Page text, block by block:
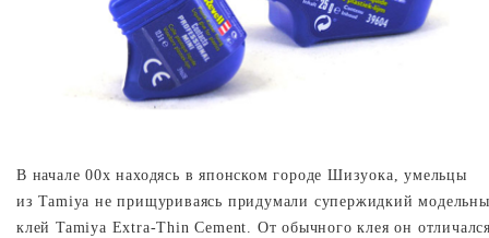
В начале 00х находясь в японском городе Шизуока, умельцы
изTamiya не прищуриваясь придумали супержидкий
клей Tamiya Extra-Thin Cement. От обычного клея он